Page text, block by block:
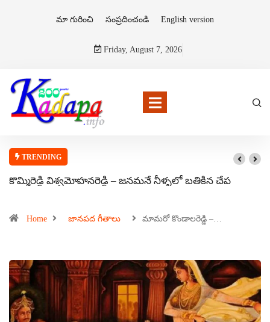
మా గురించి సంప్రదించండి English version
Friday, August 7, 2026
TRENDING
కొమ్మిరెడ్డి విశ్వమోహనరెడ్డి – జనమనే నీళ్ళలో బతికిన చేప
Home జానపద గీతాలు మామరో కొండాలరెడ్డి –…